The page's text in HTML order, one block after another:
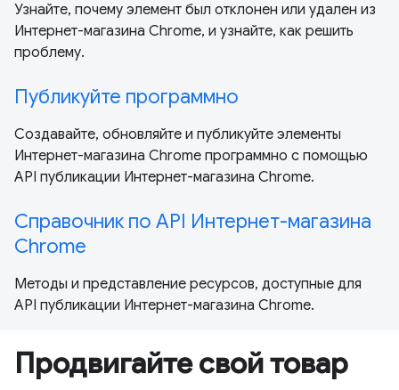
Узнайте, почему элемент был отклонен или удален из
Интернет-магазина Chrome, и узнайте, как решить
проблему.
Публикуйте программно
Создавайте, обновляйте и публикуйте элементы
Интернет-магазина Chrome программно с помощью
API публикации Интернет-магазина Chrome.
Справочник по API Интернет-магазина
Chrome
Методы и представление ресурсов, доступные для
API публикации Интернет-магазина Chrome.
Продвигайте свой товар